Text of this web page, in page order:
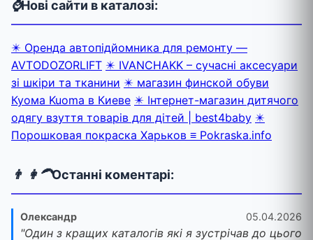
⌚Нові сайти в каталозі:
✴️ Оренда автопідйомника для ремонту —
AVTODOZORLIFT ✴️ IVANCHAKK – сучасні аксесуари
зі шкіри та тканини ✴️ магазин финской обуви
Куома Kuoma в Киеве ✴️ Інтернет-магазин дитячого
одягу взуття товарів для дітей | best4baby ✴️
Порошковая покраска Харьков ≡ Pokraska.info
👨 👩‍🦱Останні коментарі:
Олександр 05.04.2026
"Один з кращих каталогів які я зустрічав до цього